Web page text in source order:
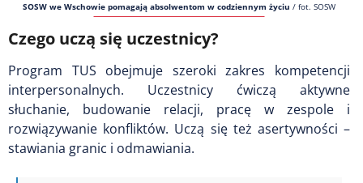
SOSW we Wschowie pomagają absolwentom w codziennym życiu / fot. SOSW
Czego uczą się uczestnicy?
Program TUS obejmuje szeroki zakres kompetencji
interpersonalnych. Uczestnicy ćwiczą aktywne
słuchanie, budowanie relacji, pracę w zespole i
rozwiązywanie konfliktów. Uczą się też asertywności –
stawiania granic i odmawiania.